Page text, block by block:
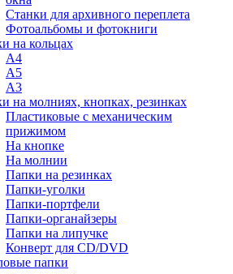
Станки для архивного переплета
Фотоальбомы и фотокниги
на кольцах
А4
А5
А3
на молниях, кнопках, резинках
Пластиковые с механическим
прижимом
На кнопке
На молнии
Папки на резинках
Папки-уголки
Папки-портфели
Папки-органайзеры
Папки на липучке
Конверт для CD/DVD
папки